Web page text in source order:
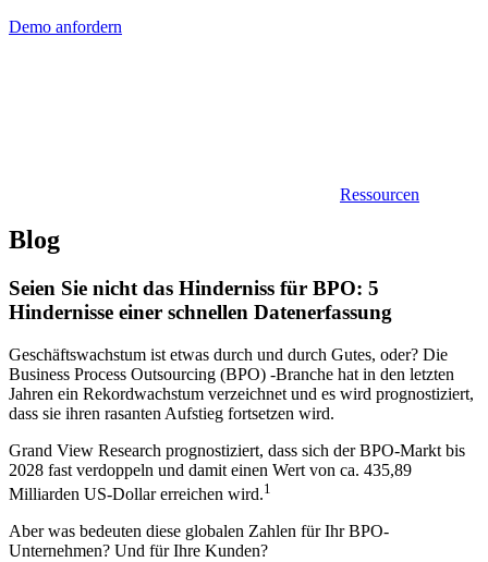
Demo anfordern
Ressourcen
Blog
Seien Sie nicht das Hinderniss für BPO: 5
Hindernisse einer schnellen Datenerfassung
Geschäftswachstum ist etwas durch und durch Gutes, oder? Die
Business Process Outsourcing (BPO) -Branche hat in den letzten
Jahren ein Rekordwachstum verzeichnet und es wird prognostiziert,
dass sie ihren rasanten Aufstieg fortsetzen wird.
Grand View Research prognostiziert, dass sich der BPO-Markt bis
2028 fast verdoppeln und damit einen Wert von ca. 435,89
Milliarden US-Dollar erreichen wird.1
Aber was bedeuten diese globalen Zahlen für Ihr BPO-
Unternehmen? Und für Ihre Kunden?